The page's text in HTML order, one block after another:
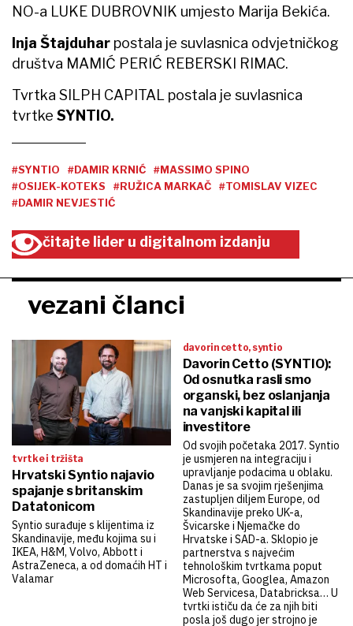
NO-a LUKE DUBROVNIK umjesto Marija Bekića.
Inja Štajduhar postala je suvlasnica odvjetničkog
društva MAMIĆ PERIĆ REBERSKI RIMAC.
Tvrtka SILPH CAPITAL postala je suvlasnica
tvrtke SYNTIO.
#SYNTIO #DAMIR KRNIĆ
#MASSIMO SPINO
#OSIJEK-KOTEKS
#RUŽICA MARKAČ
#TOMISLAV VIZEC
#DAMIR NEVJESTIĆ
čitajte lider u digitalnom izdanju
vezani članci
tvrtke i tržišta
Hrvatski Syntio najavio
spajanje s britanskim
Datatonicom
Syntio surađuje s klijentima iz
Skandinavije, među kojima su i
IKEA, H&M, Volvo, Abbott i
AstraZeneca, a od domaćih HT i
Valamar
davorin cetto, syntio
Davorin Cetto (SYNTIO):
Od osnutka rasli smo
organski, bez oslanjanja
na vanjski kapital ili
investitore
Od svojih početaka 2017. Syntio
je usmjeren na integraciju i
upravljanje podacima u oblaku.
Danas je sa svojim rješenjima
zastupljen diljem Europe, od
Skandinavije preko UK-a,
Švicarske i Njemačke do
Hrvatske i SAD-a. Sklopio je
partnerstva s najvećim
tehnološkim tvrtkama poput
Microsofta, Googlea, Amazon
Web Servicesa, Databricksa… U
tvrtki ističu da će za njih biti
posla još dugo jer strojno je